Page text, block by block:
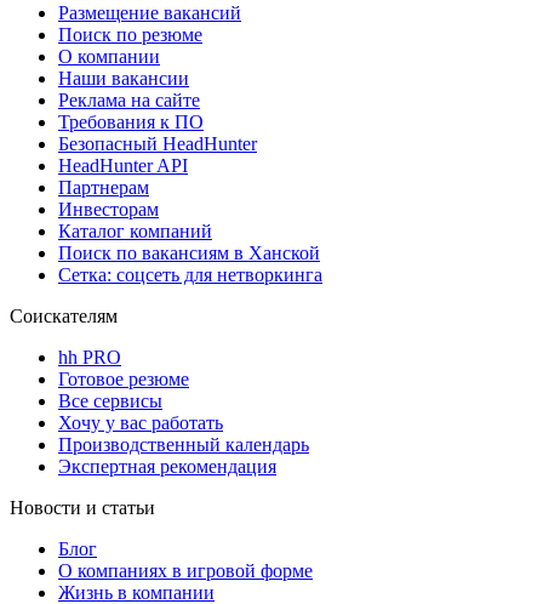
Размещение вакансий
Поиск по резюме
О компании
Наши вакансии
Реклама на сайте
Требования к ПО
Безопасный HeadHunter
HeadHunter API
Партнерам
Инвесторам
Каталог компаний
Поиск по вакансиям в Ханской
Сетка: соцсеть для нетворкинга
Соискателям
hh PRO
Готовое резюме
Все сервисы
Хочу у вас работать
Производственный календарь
Экспертная рекомендация
Новости и статьи
Блог
О компаниях в игровой форме
Жизнь в компании